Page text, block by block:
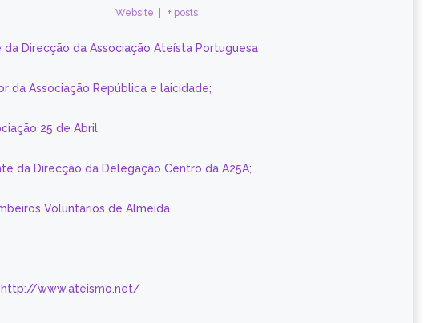
Website + posts
da Direcção da Associação Ateísta Portuguesa
da Associação República e laicidade;
25 de Abril
da Direcção da Delegação Centro da A25A;
Voluntários de Almeida
http://www.ateismo.net/